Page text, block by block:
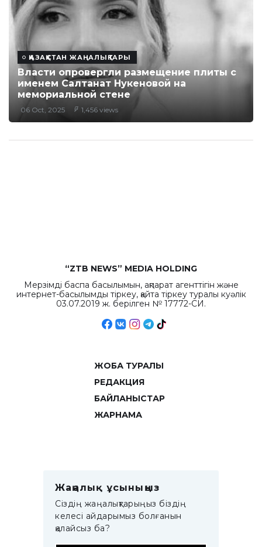
ҚАЗАҚСТАН ЖАҢАЛЫҚТАРЫ
Власти опровергли размещение плиты с
именем Салтанат Нукеновой на
мемориальной стене
06 Oct, 2025 1,456 views
“ZTB NEWS” MEDIA HOLDING
Мерзімді баспа басылымын, ақпарат агенттігін және
интернет-басылымды тіркеу, қайта тіркеу туралы куәлік
03.07.2019 ж. берілген № 17772-СИ.
ЖОБА ТУРАЛЫ
РЕДАКЦИЯ
БАЙЛАНЫСТАР
ЖАРНАМА
Жаңалық ұсыныңыз
Сіздің жаңалықтарыңыз біздің
келесі айдарымыз болғанын
қалайсыз ба?